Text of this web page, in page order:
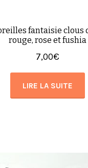
fantaisie clous
rouge, rose et fushia
7,00€
LIRE LA SUITE